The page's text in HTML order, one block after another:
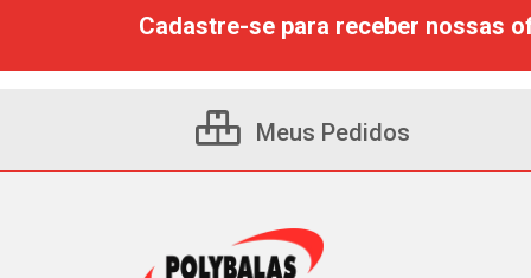
Cadastre-se para receber nossas
Meus Pedidos